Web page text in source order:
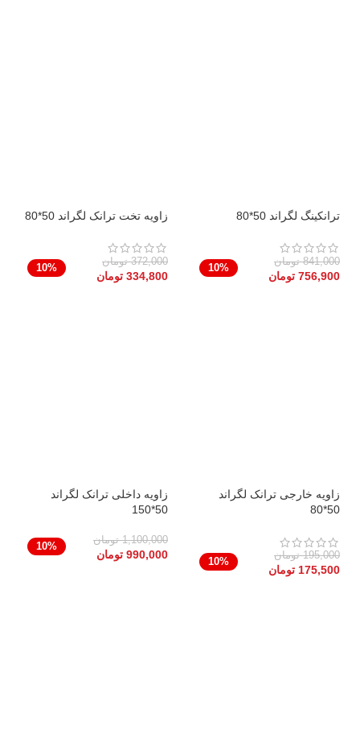
ترانکینگ لگراند 50*80
841,000 تومان
756,900 تومان
10%
زاویه تخت ترانک لگراند 50*80
372,000 تومان
334,800 تومان
10%
زاویه خارجی ترانک لگراند
50*80
195,000 تومان
175,500 تومان
10%
زاویه داخلی ترانک لگراند
50*150
1,100,000 تومان
990,000 تومان
10%